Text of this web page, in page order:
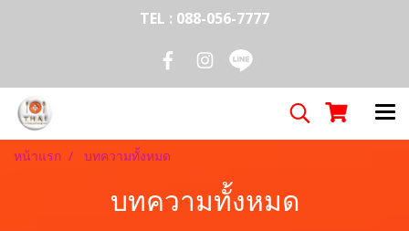
TEL : 088-056-7777
หน้าแรก บทความทั้งหมด
บทความทั้งหมด